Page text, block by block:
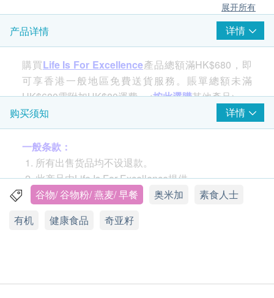
展开所有
产品详情 详情
購買Life Is For Excellence產品總額滿HK$680，即
可享香港一般地區免費送貨服務。賬單總額未滿
HK$680需附加HK$80運費。<按此選購其他產品>
【LIFE】抗疫天然神物：超营奇亚籽粉「强效版」
购买须知 详情
一般条款：
所有出售货品均不设退款。
此产品由Life Is For Excellence提供。
宣传图片及价值仅供参考，一切以实物为准。
保留最终决议权。
谷物/ 谷物粉/ 燕麦/ 早餐 奥米加
素食人士
有机
健康食品 奇亚籽